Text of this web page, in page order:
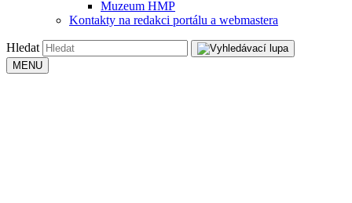
Muzeum HMP
Kontakty na redakci portálu a webmastera
Hledat
MENU